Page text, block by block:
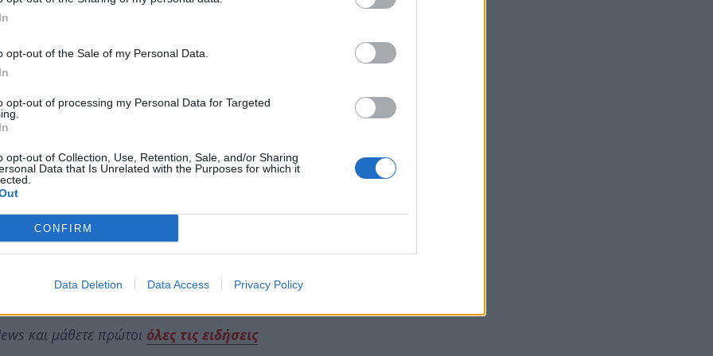
opt-out of the Sale of my Personal Data.
opt-out of processing my Personal Data for Targeted
opt-out of Collection, Use, Retention, Sale, and/or Sharing
Data that Is Unrelated with the Purposes for which it
CONFIRM
Data Deletion Data Access Privacy Policy
σοβαρό σκίσιμο στον πρωκτό,
βάναυσα. Ο κτηνίατρος του έκανε 8
γνωστό ότι έχει ήδη κατατεθεί επίσημη
ζώου. Είναι σαδιστική, εγκληματική
για όλους μας. Αν γνωρίζετε κάτι,
μήνυμα. Ένα κτήνος κυκλοφορεί ανάμεσά
κάτι τέτοιο σε ένα ζώο, δεν θα διστάσει
ανυπεράσπιστο παιδί. Αν γνωρίζεις
και εσύ ο ίδιος. Το καταλαβαίνεις;»
και μάθετε πρώτοι όλες τις ειδήσεις